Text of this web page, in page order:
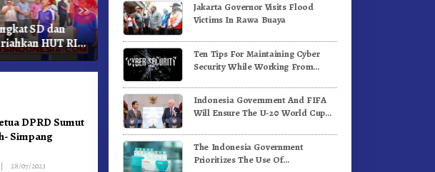
»
SD dan
HUT RI
Karo
Ketua Demokrat Kabupaten
Karo Pimpin Laskar Biru
Bergerak.!
Pemkab Karo Gelar Gerak
Jalan Kemerdekaan.!
DPRD Sumut
Simpang
| 28/07/2023
Jakarta Governor Visits Flood
Victims In Rawa Buaya
Ten Tips For Maintaining Cyber
Security While Working From
Indonesia Government And FIFA
Will Ensure The U-20 World Cup
Standards
The Indonesia Government
Prioritizes The Use Of